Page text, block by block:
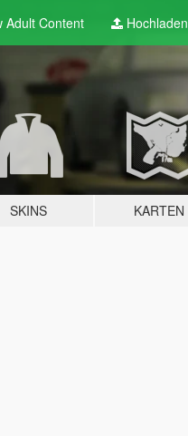
AdultContent Hochladen
SKINS KARTEN